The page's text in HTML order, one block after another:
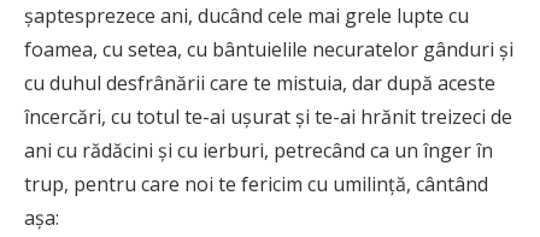
șaptesprezece ani, ducând cele mai grele lupte cu
foamea, cu setea, cu bântuielile necuratelor gânduri și
cu duhul des­­frânării care te mistuia, dar după aceste
încercări, cu totul te-ai ușurat și te-ai hrănit treizeci de
ani cu rădăcini și cu ierburi, petrecând ca un înger în
trup, pentru care noi te fericim cu umilință, cântând
așa: